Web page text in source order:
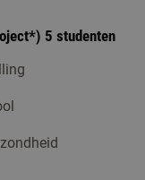
5 studenten